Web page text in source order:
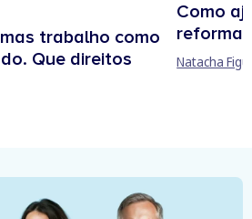
trabalho como
Que direitos
Como
reforma
Natacha